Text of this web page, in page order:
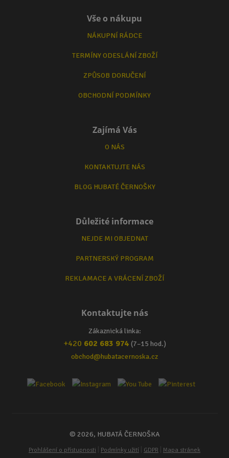
Vše o nákupu
NÁKUPNÍ RÁDCE
TERMÍNY ODESLÁNÍ ZBOŽÍ
ZPŮSOB DORUČENÍ
OBCHODNÍ PODMÍNKY
Zajímá Vás
O NÁS
KONTAKTUJTE NÁS
BLOG HUBATÉ ČERNOŠKY
Důležité informace
NEJDE MI OBJEDNAT
PARTNERSKÝ PROGRAM
REKLAMACE A VRÁCENÍ ZBOŽÍ
Kontaktujte nás
Zákaznická linka:
+420 602 683 974 (7–15 hod.)
obchod@hubatacernoska.cz
© 2026, HUBATÁ ČERNOŠKA
Prohlášení o přístupnosti Podmínky užití GDPR Mapa stránek